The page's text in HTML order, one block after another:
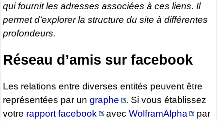
qui fournit les adresses associées à ces liens. Il
permet d’explorer la structure du site à différentes
profondeurs.
Réseau d’amis sur facebook
Les relations entre diverses entités peuvent être
représentées par un graphe
. Si vous établissez
votre rapport facebook avec WolframAlpha
par